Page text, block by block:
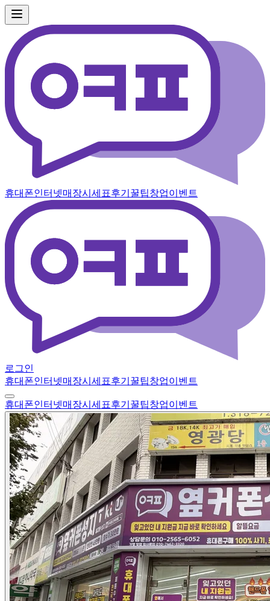
휴대폰인터넷매장시세표후기 꿀팁창업이벤트
로그인
휴대폰인터넷매장시세표후기 꿀팁창업이벤트
휴대폰인터넷매장시세표후기 꿀팁창업이벤트